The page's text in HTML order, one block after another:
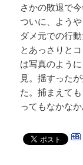
さかの敗退で
ついに、よう
ダメ元での行
とあっさりと
は写真のよう
見。揺すった
た。捕まえて
ってもなかな